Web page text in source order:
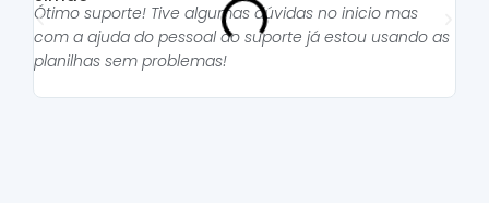
Ótimo suporte! Tive algumas dúvidas no inicio mas
com a ajuda do pessoal do suporte já estou usando as
planilhas sem problemas!